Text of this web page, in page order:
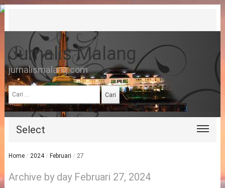
Jurnalis Malang
jurnalismalang.com
Cari
untuk:
Select
Home / 2024 / Februari / 27
Archive by day Februari 27, 2024